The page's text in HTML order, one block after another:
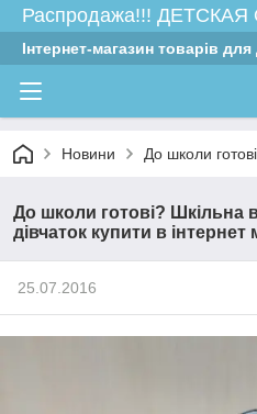
Распродажа!!!
Інтернет-магазин товарів
Новини До школи
До школи готові? Шкільна
дівчаток купити в інтернет
25.07.2016